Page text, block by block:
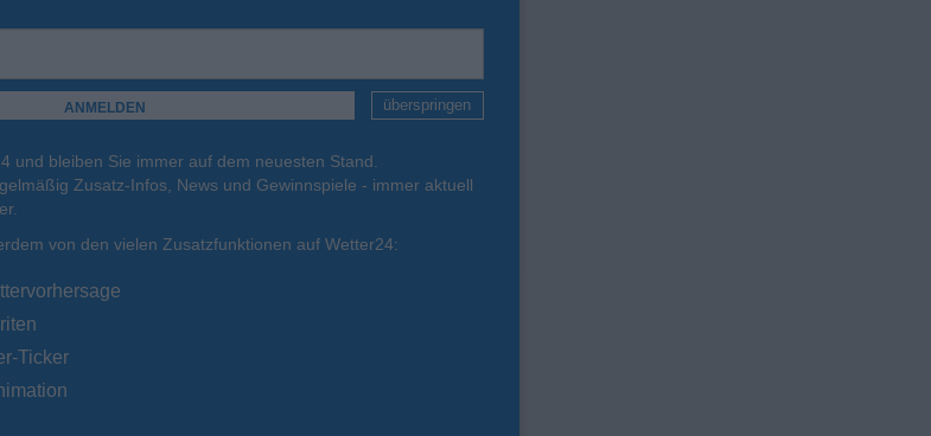
Mi. 19.08. Do. 20.08. Fr . 21.08.
31°C
überspringen
und bleiben Sie immer auf dem neuesten Stand.
Zusatz-Infos, News und Gewinnspiele - immer aktuell
von den vielen Zusatzfunktionen auf Wetter24:
Ticker